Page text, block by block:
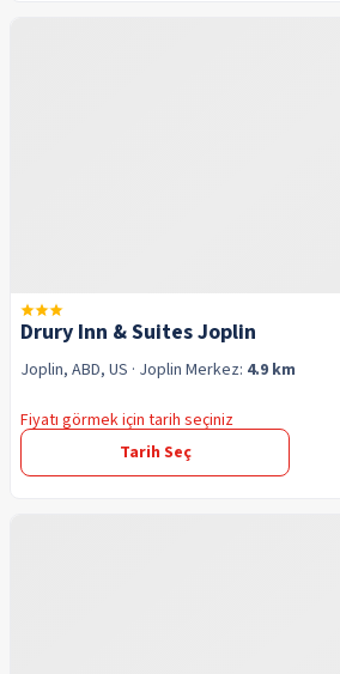
Drury Inn & Suites Joplin
Joplin, ABD, US · Joplin Merkez: 4.9 km
Fiyatı görmek için tarih seçiniz
Tarih Seç